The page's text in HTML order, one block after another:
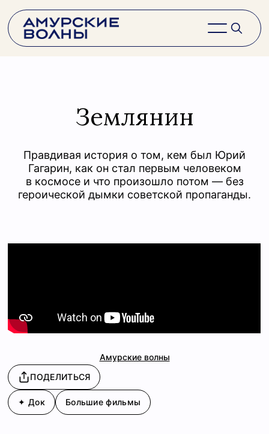
Землянин
Правдивая история о том, кем был Юрий
Гагарин, как он стал первым человеком
в космосе и что произошло потом — без
героической дымки советской пропаганды.
Амурские волны
ПОДЕЛИТЬСЯ
✦ Док Большие фильмы